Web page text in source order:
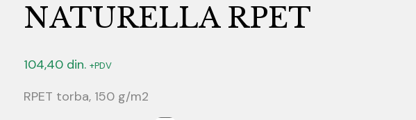
NATURELLA RPET
104,40 din. +PDV
RPET torba, 150 g/m2